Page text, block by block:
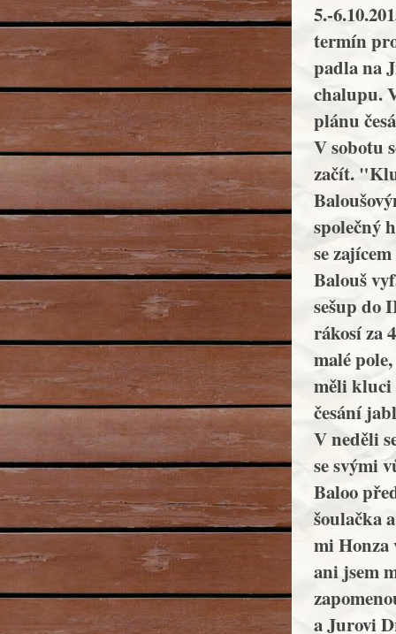
5.-
termín
padla na
chalupu.
plánu
V sobotu
začít.
společný
se
Balouš
sešup do
rákosí za
malé
měli kluci
česání
V neděli
se svými
Baloo
šoulačka
mi Honza
ani jsem
a Jurovi